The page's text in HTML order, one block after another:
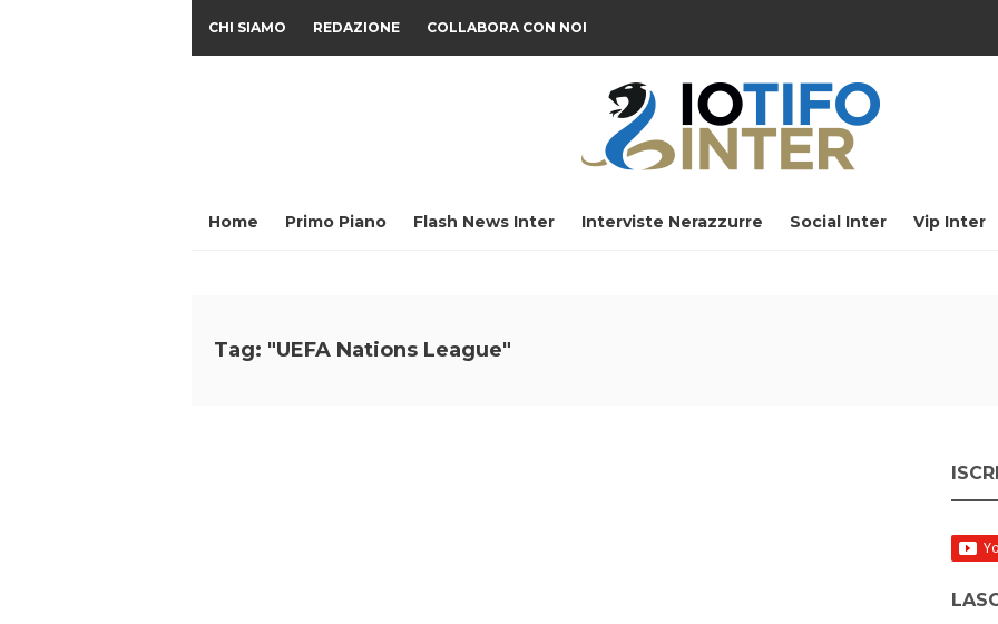
CHI SIAMO REDAZIONE COLLABORA CON NOI
Home Primo Piano Flash News Inter Interviste Nerazzurre Social Inter Vip Inter
Tag: "UEFA Nations League"